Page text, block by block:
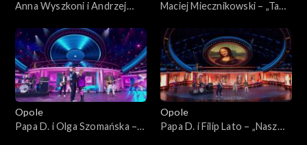
Anna Wyszkoni i Andrzej
są w sobie zakochani?”. 62.
KFPP: Koncert „Zróbmy
więc prywatkę”
Maciej Miecznikowski – „Ta
Koncert „Zróbmy więc
prywatkę”
Opole
Papa D. i Olga Szomańska –
Opole
Papa D. i Filip Lato – „Nasz